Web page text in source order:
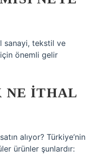
sanayi, tekstil ve
için önemli gelir
NE ITHAL
alıyor? Türkiye’nin
ürünler şunlardır: